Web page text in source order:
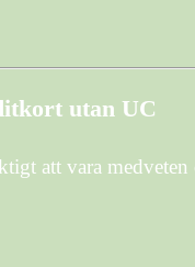
utan UC
att vara